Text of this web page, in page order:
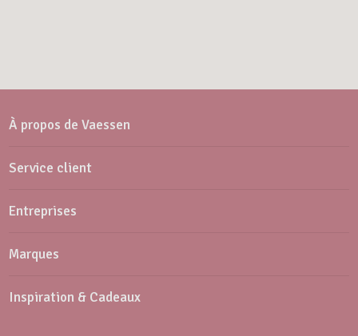
À propos de Vaessen
Service client
Entreprises
Marques
Inspiration & Cadeaux